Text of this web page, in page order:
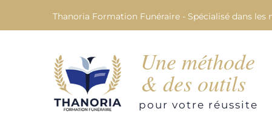
Thanoria Formation Funéraire - Spécialisé dans
Une méthode
& des outils
pour votre réussite